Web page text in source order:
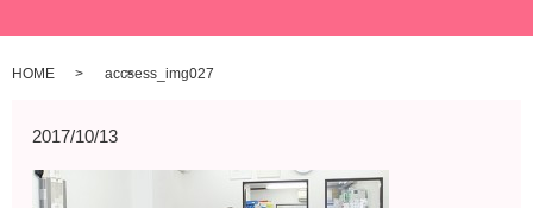
HOME accsess_img027
2017/10/13